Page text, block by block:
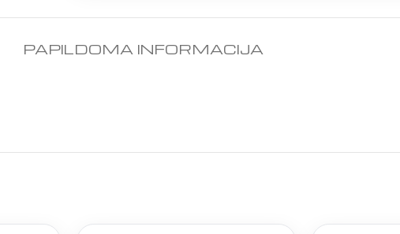
PAPILDOMA INFORMACIJA